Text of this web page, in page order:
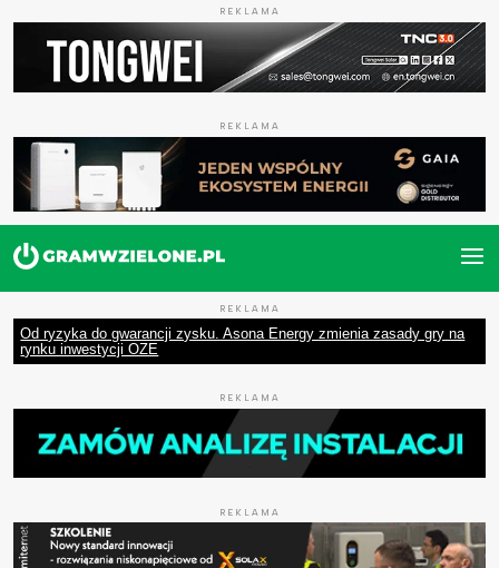
REKLAMA
REKLAMA
REKLAMA
Od ryzyka do gwarancji zysku. Asona Energy zmienia zasady gry na
rynku inwestycji OZE
REKLAMA
REKLAMA